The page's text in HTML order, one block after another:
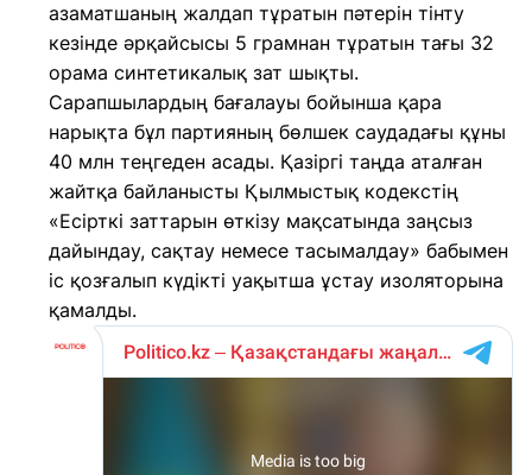
азаматшаның жалдап тұратын пәтерін тінту
кезінде әрқайсысы 5 грамнан тұратын тағы 32
орама синтетикалық зат шықты.
Сарапшылардың бағалауы бойынша қара
нарықта бұл партияның бөлшек саудадағы құны
40 млн теңгеден асады. Қазіргі таңда аталған
жайтқа байланысты Қылмыстық кодекстің
«Есірткі заттарын өткізу мақсатында заңсыз
дайындау, сақтау немесе тасымалдау» бабымен
іс қозғалып күдікті уақытша ұстау изоляторына
қамалды.